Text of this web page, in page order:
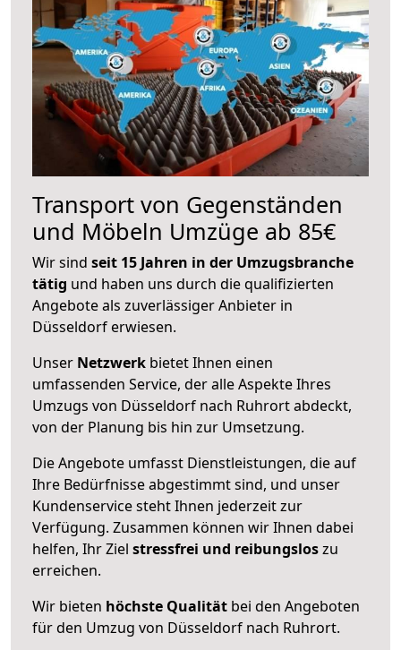
Transport von Gegenständen
und Möbeln Umzüge ab 85€
Wir sind seit 15 Jahren in der Umzugsbranche
tätig und haben uns durch die qualifizierten
Angebote als zuverlässiger Anbieter in
Düsseldorf erwiesen.
Unser Netzwerk bietet Ihnen einen
umfassenden Service, der alle Aspekte Ihres
Umzugs von Düsseldorf nach Ruhrort abdeckt,
von der Planung bis hin zur Umsetzung.
Die Angebote umfasst Dienstleistungen, die auf
Ihre Bedürfnisse abgestimmt sind, und unser
Kundenservice steht Ihnen jederzeit zur
Verfügung. Zusammen können wir Ihnen dabei
helfen, Ihr Ziel stressfrei und reibungsloszu
erreichen.
Wir bieten höchste Qualität bei den Angeboten
für den Umzug von Düsseldorf nach Ruhrort.